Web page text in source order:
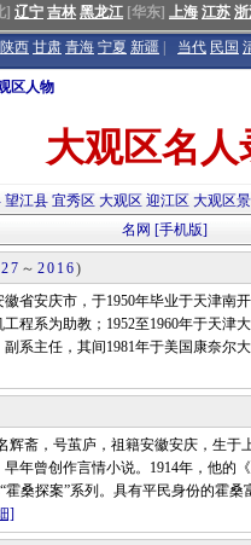
] 辽宁 吉林 黑龙江 [华东] 上海 江苏
陕西 甘肃 青海 宁夏 新疆 当代 民国
区人物
大观区名人
望江县 宜秀区 大观区 迎江区 大观区
名网 [手机版]
～ 2016)
安庆市，于1950年毕业于天津南
程系为助教；1952至1960年于天津
系主任，其间1981年于美国康奈尔
斋，号茧庐，祖籍安徽安庆，生于
年曾创作言情小说。1914年，他的
霍桑探案”系列。具有平民身份的霍
]